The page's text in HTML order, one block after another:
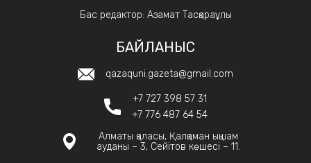
Бас редактор: Азамат Тасқараұлы
БАЙЛАНЫС
qazaquni.gazeta@gmail.com
+7 727 398 57 31
+7 776 487 64 54
Алматы қаласы, Қалқаман ықшам
ауданы – 3, Сейітов көшесі – 11.